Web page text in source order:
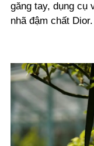
găng tay, dụng cụ
nhã đậm chất Dior.